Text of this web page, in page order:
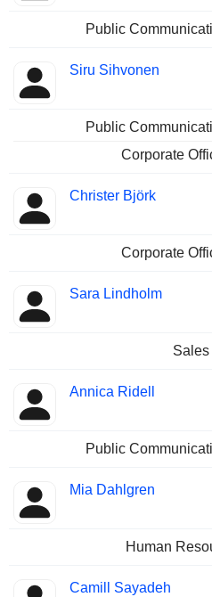
Public
Siru Sihvonen
Public
Corporate
Christer Björk
Corporate
Sara Lindholm
Sales
Annica Ridell
Public
Mia Dahlgren
Human
Camill Sayadeh